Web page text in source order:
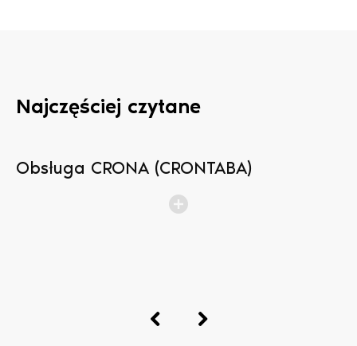
Najczęściej czytane
Obsługa CRONA (CRONTABA)